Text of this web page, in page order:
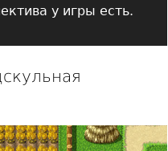
у игры есть.